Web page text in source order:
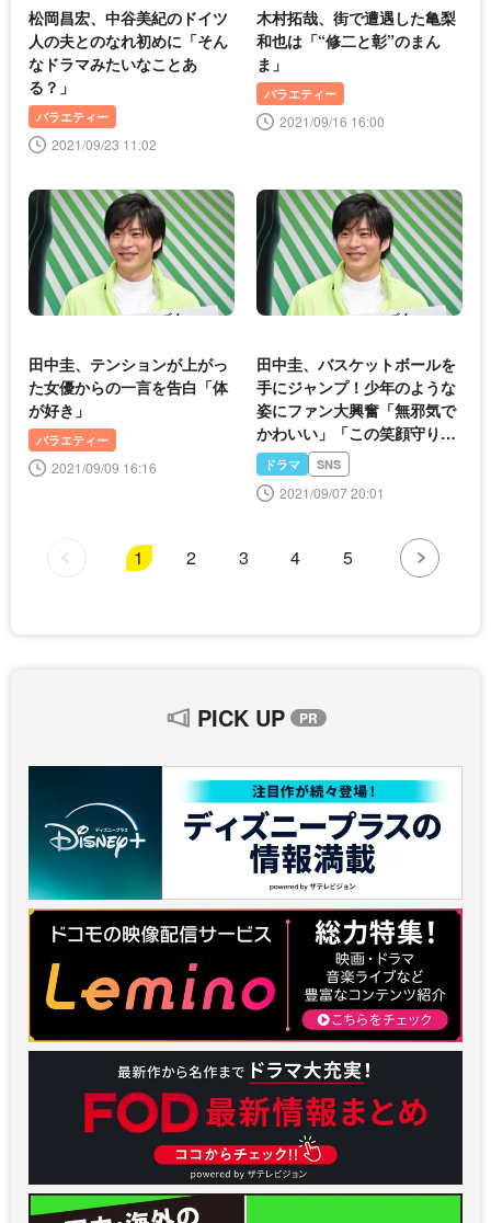
松岡昌宏、中谷美紀のドイツ
人の夫とのなれ初めに「そん
なドラマみたいなことあ
る？」
バラエティー
2021/09/23 11:02
木村拓哉、街で遭遇した亀梨
和也は「“修二と彰”のまん
ま」
バラエティー
2021/09/16 16:00
田中圭、テンションが上がっ
た女優からの一言を告白「体
が好き」
バラエティー
2021/09/09 16:16
田中圭、バスケットボールを
手にジャンプ！少年のような
姿にファン大興奮「無邪気で
かわいい」「この笑顔守りた
い」
ドラマ SNS
2021/09/07 20:01
1 2 3 4 5
PICK UP